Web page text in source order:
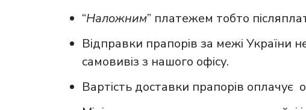
“Наложним” платежем тобто
Відправки прапорів за межі
самовивіз з нашого офісу.
Вартість доставки прапорів оплачує